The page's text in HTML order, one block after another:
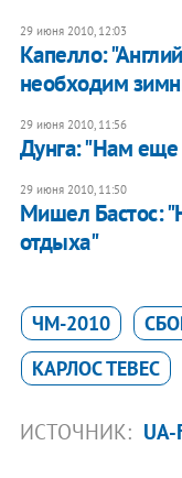
29 июня 2010, 12:03
Капелло:
необходим
29 июня 2010, 11:56
Дунга: "Нам
29 июня 2010, 11:50
Мишел Бастос:
отдыха"
ЧМ-2010
КАРЛОС ТЕВЕС
ИСТОЧНИК: UA-